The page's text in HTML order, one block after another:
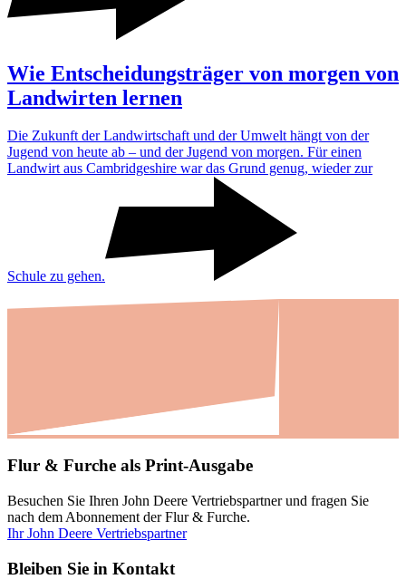
Wie Entschei­dungs­träger von morgen von
Land­wirten lernen
Die Zukunft der Land­wirt­schaft und der Umwelt hängt von der
Jugend von heute ab – und der Jugend von morgen. Für einen
Land­wirt aus Cambridge­shire war das Grund genug, wieder zur
Schule zu gehen.
Flur & Furche als Print-Ausgabe
Besuchen Sie Ihren John Deere Vertriebspartner und fragen Sie
nach dem Abonnement der Flur & Furche.
Ihr John Deere Vertriebspartner
Bleiben Sie in Kontakt